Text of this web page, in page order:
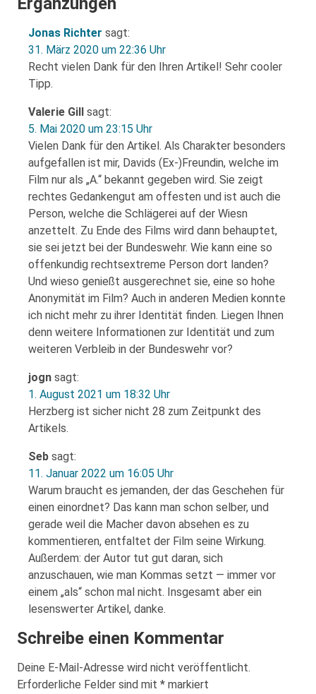
Jonas Richter sagt:
31. März 2020 um 22:36 Uhr
Recht vielen Dank für den Ihren Artikel! Sehr cooler
Tipp.
Valerie Gill sagt:
5. Mai 2020 um 23:15 Uhr
Vielen Dank für den Artikel. Als Charakter besonders
aufgefallen ist mir, Davids (Ex-)Freundin, welche im
Film nur als „A.“ bekannt gegeben wird. Sie zeigt
rechtes Gedankengut am offesten und ist auch die
Person, welche die Schlägerei auf der Wiesn
anzettelt. Zu Ende des Films wird dann behauptet,
sie sei jetzt bei der Bundeswehr. Wie kann eine so
offenkundig rechtsextreme Person dort landen?
Und wieso genießt ausgerechnet sie, eine so hohe
Anonymität im Film? Auch in anderen Medien konnte
ich nicht mehr zu ihrer Identität finden. Liegen Ihnen
denn weitere Informationen zur Identität und zum
weiteren Verbleib in der Bundeswehr vor?
jogn sagt:
1. August 2021 um 18:32 Uhr
Herzberg ist sicher nicht 28 zum Zeitpunkt des
Artikels.
Seb sagt:
11. Januar 2022 um 16:05 Uhr
Warum braucht es jemanden, der das Geschehen für
einen einordnet? Das kann man schon selber, und
gerade weil die Macher davon absehen es zu
kommentieren, entfaltet der Film seine Wirkung.
Außerdem: der Autor tut gut daran, sich
anzuschauen, wie man Kommas setzt — immer vor
einem „als“ schon mal nicht. Insgesamt aber ein
lesenswerter Artikel, danke.
Schreibe einen Kommentar
Deine E-Mail-Adresse wird nicht veröffentlicht.
Erforderliche Felder sind mit * markiert